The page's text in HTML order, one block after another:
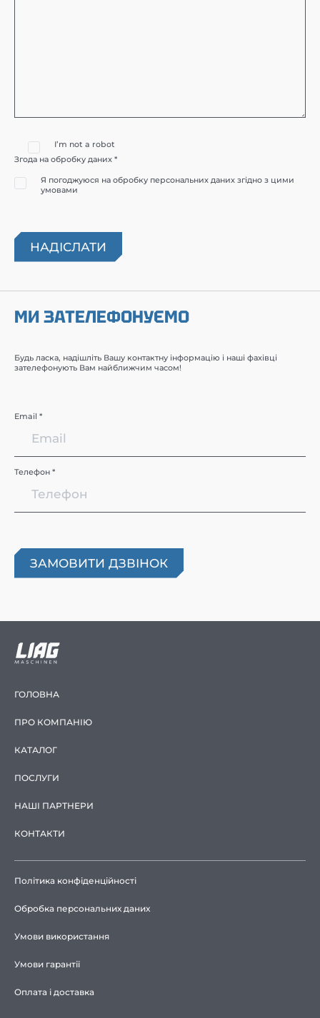
I’m not a robot
Згода на обробку даних *
Я погоджуюся на обробку персональних даних згідно з цими
умовами
МИ ЗАТЕЛЕФОНУЄМО
Будь ласка, надішліть Вашу контактну інформацію і наші фахівці
зателефонують Вам найближчим часом!
Email *
Телефон *
ГОЛОВНА
ПРО КОМПАНІЮ
КАТАЛОГ
ПОСЛУГИ
НАШІ ПАРТНЕРИ
КОНТАКТИ
Політика конфіденційності
Обробка персональних даних
Умови використання
Умови гарантії
Оплата і доставка